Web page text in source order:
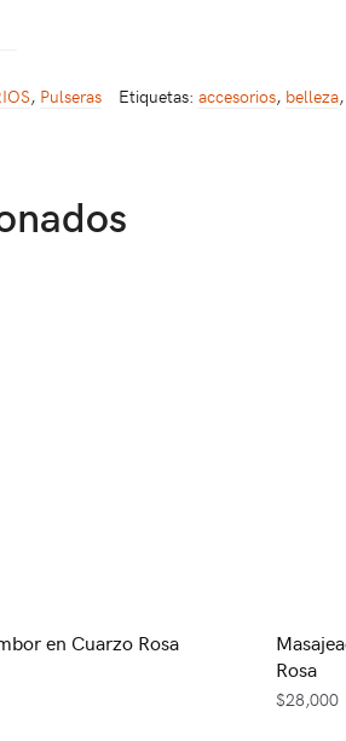
, Pulseras Etiquetas: accesorios, belleza,
en Cuarzo Rosa
Rosa
$28,000